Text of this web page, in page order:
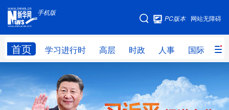
手机版
网站无障碍
PC版本
首页 学习进行时 高层 时政 人事 国际 财
手机版
网站地图
学习进行时 高层 人事
国际 财经 网评 港澳